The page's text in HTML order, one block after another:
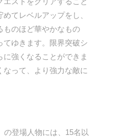
てレベルアップをし、
ものほど華やかなもの
てゆきます。限界突破シ
に強くなることができま
って、より強力な敵に
登場人物には、15名以